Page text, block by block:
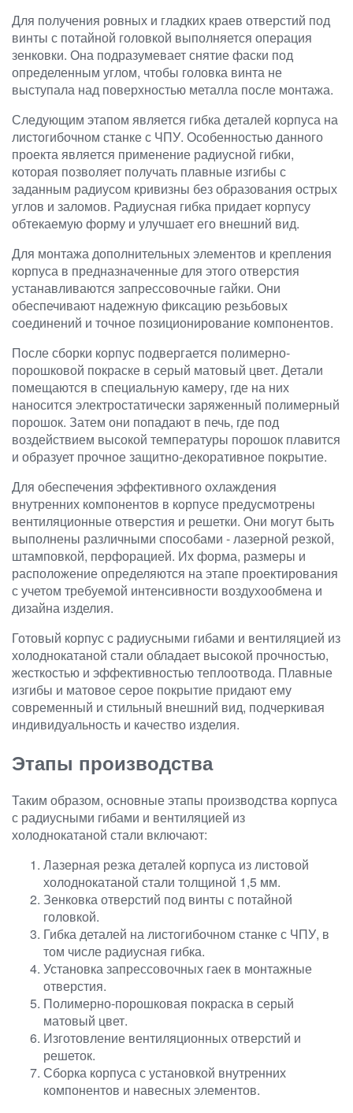
Для получения ровных и гладких краев отверстий под
винты с потайной головкой выполняется операция
зенковки. Она подразумевает снятие фаски под
определенным углом, чтобы головка винта не
выступала над поверхностью металла после монтажа.
Следующим этапом является гибка деталей корпуса на
листогибочном станке с ЧПУ. Особенностью данного
проекта является применение радиусной гибки,
которая позволяет получать плавные изгибы с
заданным радиусом кривизны без образования острых
углов и заломов. Радиусная гибка придает корпусу
обтекаемую форму и улучшает его внешний вид.
Для монтажа дополнительных элементов и крепления
корпуса в предназначенные для этого отверстия
устанавливаются запрессовочные гайки. Они
обеспечивают надежную фиксацию резьбовых
соединений и точное позиционирование компонентов.
После сборки корпус подвергается полимерно-
порошковой покраске в серый матовый цвет. Детали
помещаются в специальную камеру, где на них
наносится электростатически заряженный полимерный
порошок. Затем они попадают в печь, где под
воздействием высокой температуры порошок плавится
и образует прочное защитно-декоративное покрытие.
Для обеспечения эффективного охлаждения
внутренних компонентов в корпусе предусмотрены
вентиляционные отверстия и решетки. Они могут быть
выполнены различными способами - лазерной резкой,
штамповкой, перфорацией. Их форма, размеры и
расположение определяются на этапе проектирования
с учетом требуемой интенсивности воздухообмена и
дизайна изделия.
Готовый корпус с радиусными гибами и вентиляцией из
холоднокатаной стали обладает высокой прочностью,
жесткостью и эффективностью теплоотвода. Плавные
изгибы и матовое серое покрытие придают ему
современный и стильный внешний вид, подчеркивая
индивидуальность и качество изделия.
Этапы производства
Таким образом, основные этапы производства корпуса
с радиусными гибами и вентиляцией из
холоднокатаной стали включают:
Лазерная резка деталей корпуса из листовой
холоднокатаной стали толщиной 1,5 мм.
Зенковка отверстий под винты с потайной
головкой.
Гибка деталей на листогибочном станке с ЧПУ, в
том числе радиусная гибка.
Установка запрессовочных гаек в монтажные
отверстия.
Полимерно-порошковая покраска в серый
матовый цвет.
Изготовление вентиляционных отверстий и
решеток.
Сборка корпуса с установкой внутренних
компонентов и навесных элементов.